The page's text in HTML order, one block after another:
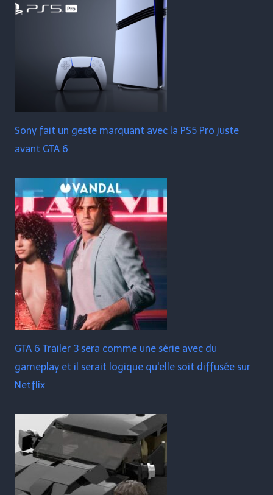
Sony fait un geste marquant avec la PS5 Pro juste
avant GTA 6
GTA 6 Trailer 3 sera comme une série avec du
gameplay et il serait logique qu'elle soit diffusée sur
Netflix